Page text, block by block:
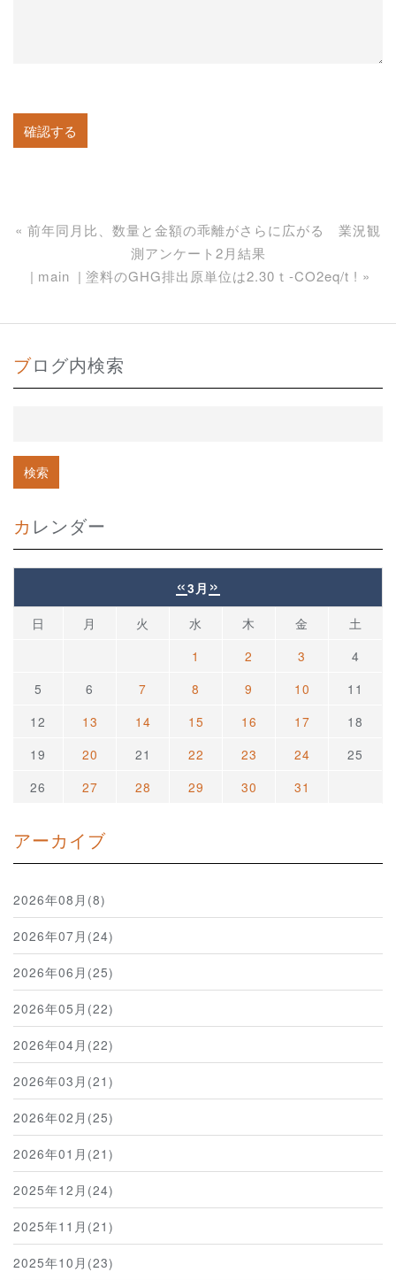
« 前年同月比、数量と金額の乖離がさらに広がる 業況観
測アンケート2月結果
main
塗料のGHG排出原単位は2.30ｔ-CO2eq/t ! »
ブログ内検索
カレンダー
«3月 »
日 月 火 水 木 金
土
1
2 3
4
5
6 7 8 9 10
11
12
13 14 15 16 17
18
19
20 21 22 23 24
25
26
27 28 29 30 31
アーカイブ
2026年08月(8)
2026年07月(24)
2026年06月(25)
2026年05月(22)
2026年04月(22)
2026年03月(21)
2026年02月(25)
2026年01月(21)
2025年12月(24)
2025年11月(21)
2025年10月(23)